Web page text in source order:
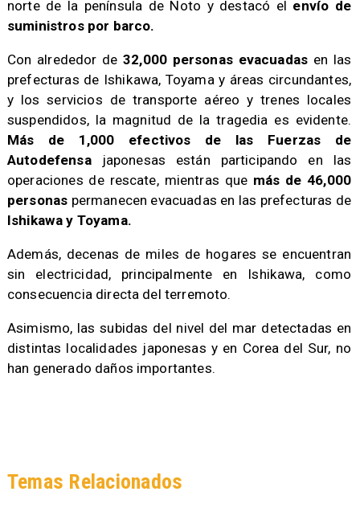
norte de la península de Noto y destacó el envío de
suministros por barco.
​Con alrededor de32,000 personas evacuadas en las
prefecturas de Ishikawa, Toyama y áreas circundantes,
y los servicios de transporte aéreo y trenes locales
suspendidos, la magnitud de la tragedia es evidente.
Más de 1,000 efectivos de las Fuerzas de
Autodefensajaponesas están participando en las
operaciones de rescate, mientras que más de 46,000
personas permanecen evacuadas en las prefecturas de
Ishikawa y Toyama.
Además, decenas de miles de hogares se encuentran
sin electricidad, principalmente en Ishikawa, como
consecuencia directa del terremoto.
Asimismo, las subidas del nivel del mar detectadas en
distintas localidades japonesas y en Corea del Sur, no
han generado daños importantes.
Temas Relacionados